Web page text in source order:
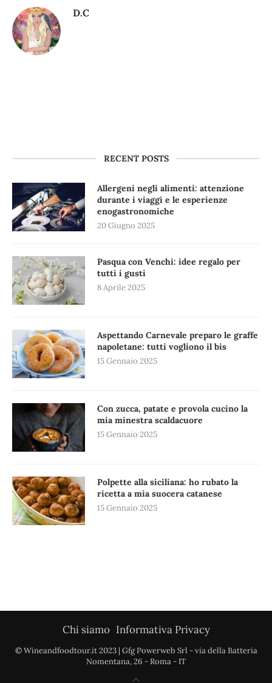
D.C
RECENT POSTS
Allergeni negli alimenti: attenzione
durante i viaggi e le esperienze
enogastronomiche
20 Giugno 2025
Pasqua con Venchi: idee regalo per
tutti i gusti
8 Aprile 2025
Aspettando Carnevale preparo le graffe
napoletane: tutti vogliono il bis
15 Gennaio 2025
Con zucca, patate e provola cucino la
mia minestra scaldacuore
15 Gennaio 2025
Polpette alla siciliana: ho rubato la
ricetta a mia suocera catanese
15 Gennaio 2025
Chi siamo Informativa Privacy
© Wineandfoodtour.it 2023 | Gfg Powerweb Srl - via della Batteria
Nomentana, 26 - Roma - IT